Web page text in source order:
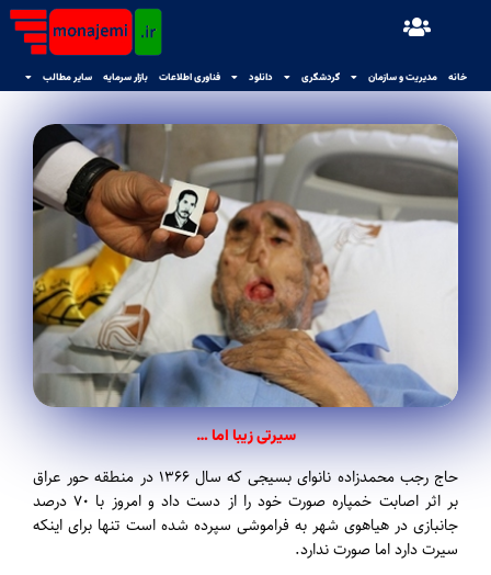
خانه مدیریت و سازمان گردشگری دانلود فناوری اطلاعات بازار سرمایه سایر مطالب
سیرتی زیبا اما …
حاج رجب محمدزاده نانوای بسیجی که سال ۱۳۶۶ در منطقه حور عراق
بر اثر اصابت خمپاره صورت خود را از دست داد و امروز با ۷۰ درصد
جانبازی در هیاهوی شهر به فراموشی سپرده شده است تنها برای اینکه
سیرت دارد اما صورت ندارد.